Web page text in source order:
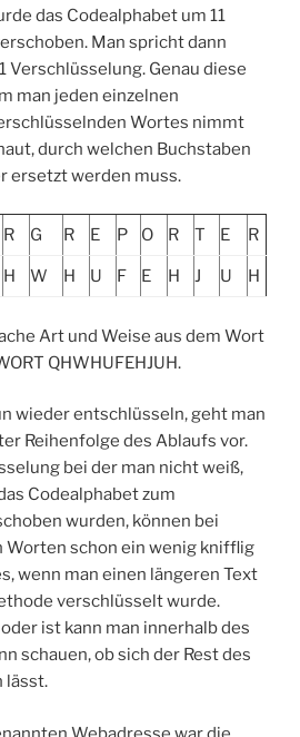
das Codealphabet um 11
Man spricht dann
Verschlüsselung. Genau diese
man jeden einzelnen
Wortes nimmt
durch welchen Buchstaben
ersetzt werden muss.
R G R E P O R T E R
H W H U F E H J U H
Art und Weise aus dem Wort
QHWHUFEHJUH.
wieder entschlüsseln, geht man
Reihenfolge des Ablaufs vor.
bei der man nicht weiß,
Codealphabet zum
wurden, können bei
Worten schon ein wenig knifflig
wenn man einen längeren Text
verschlüsselt wurde.
ist kann man innerhalb des
schauen, ob sich der Rest des
lässt.